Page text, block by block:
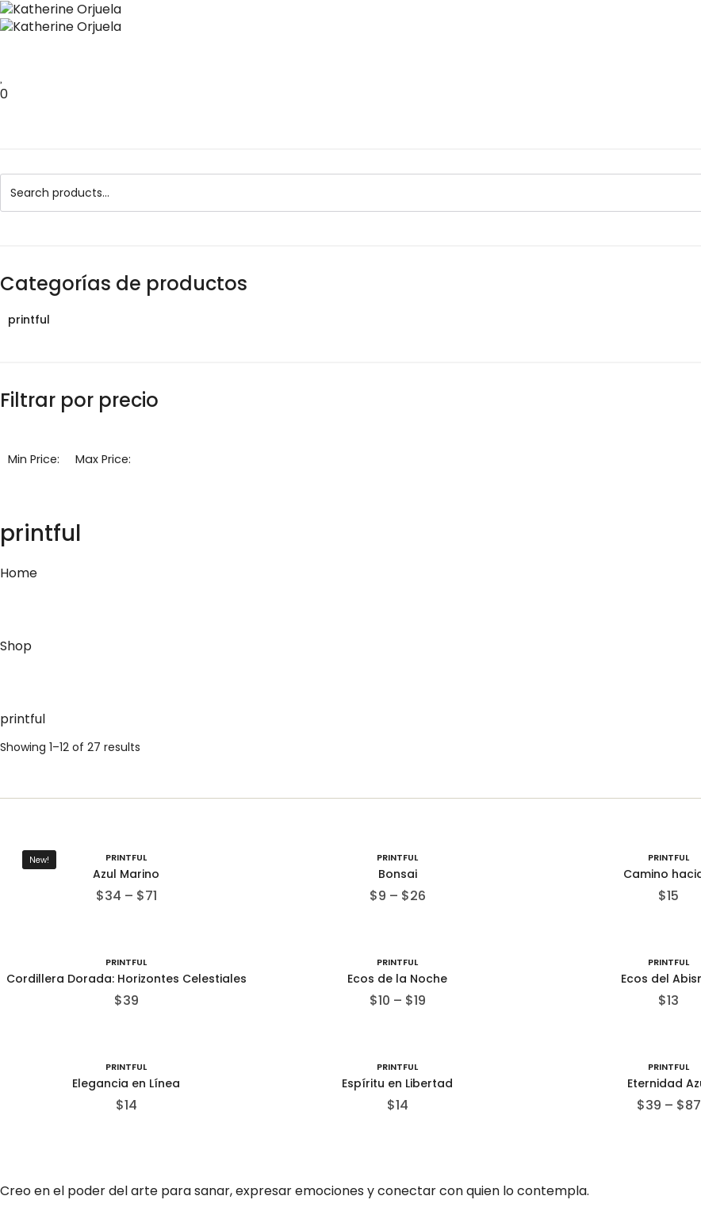
0
BUSCAR
Categorías de productos
printful
Filtrar por precio
Min Price: Max Price:
printful
Home
Shop
printful
Showing 1–12 of 27 results
New! PRINTFUL
Azul Marino
$34 – $71
PRINTFUL
Bonsai
$9 – $26
PRINTFUL
Camino
$15
PRINTFUL
Cordillera Dorada: Horizontes Celestiales
$39
PRINTFUL
Ecos de la Noche
$10 – $19
PRINTFUL
Ecos del
$13
PRINTFUL
Elegancia en Línea
$14
PRINTFUL
Espíritu en Libertad
$14
PRINTFUL
Eternidad
$39 – $87
Creo en el poder del arte para sanar, expresar emociones y conectar con quien lo contempla.